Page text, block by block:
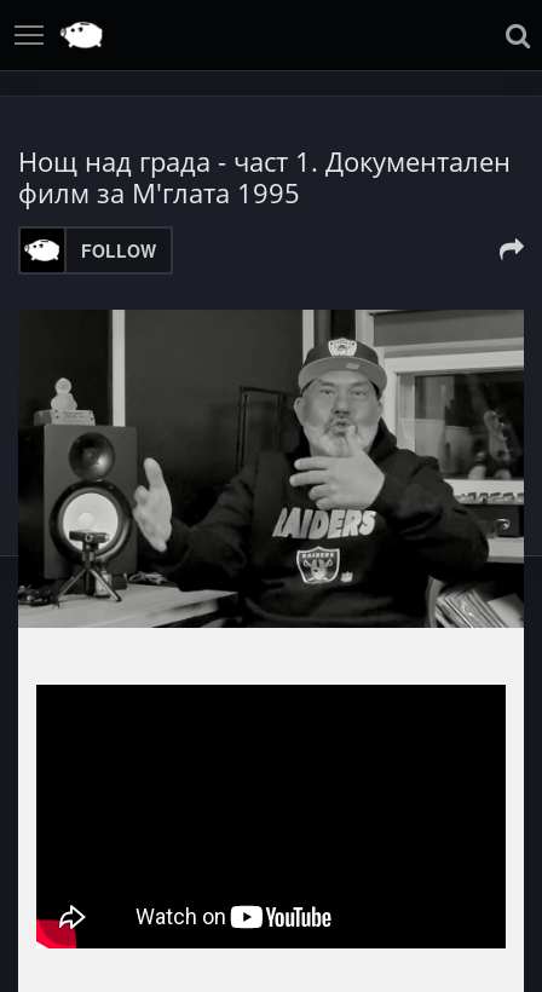
Нощ над града - част 1. Документален
филм за М'глата 1995
FOLLOW